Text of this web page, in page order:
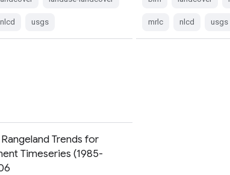
nlcd usgs mrlc nlcd usgs
Trends for
Timeseries (1985-